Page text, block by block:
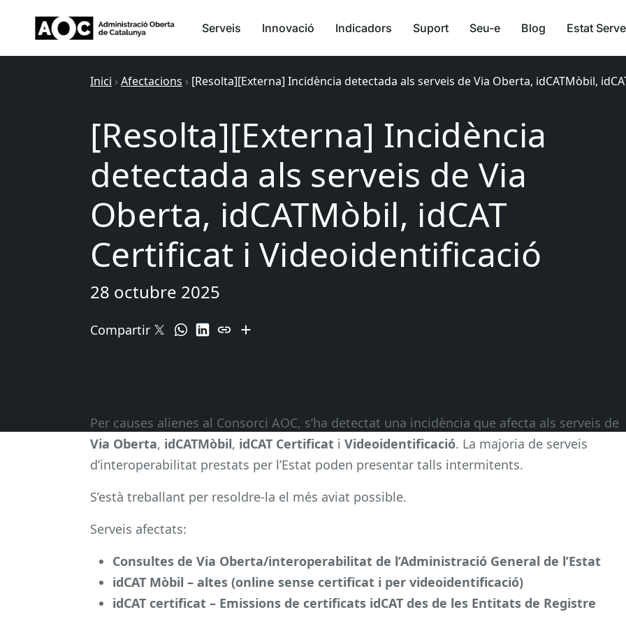
Serveis Innovació Indicadors Suport Seu-e Blog Estat
Inici › Afectacions › [Resolta][Externa] Incidència detectada als serveis de Via Oberta, idCATMòbil,
[Resolta][Externa] Incidència
detectada als serveis de Via
Oberta, idCATMòbil, idCAT
Certificat i Videoidentificació
28 octubre 2025
Compartir
Per causes alienes al Consorci AOC, s’ha detectat una incidència que afecta als serveis de
Via Oberta, idCATMòbil, idCAT Certificat i Videoidentificació. La majoria de serveis
d’interoperabilitat prestats per l’Estat poden presentar talls intermitents.
S’està treballant per resoldre-la el més aviat possible.
Serveis afectats:
Consultes de Via Oberta/interoperabilitat de l’Administració General de l’Estat
idCAT Mòbil – altes (online sense certificat i per videoidentificació)
idCAT certificat – Emissions de certificats idCAT des de les Entitats de Registre